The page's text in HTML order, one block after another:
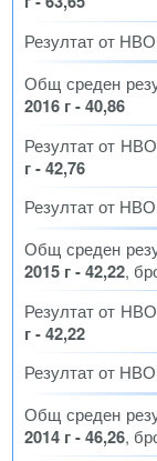
Резултат от
Общ среден
2016 г - 40,86
Резултат от
г - 42,76
Резултат от
Общ среден
2015 г - 42,22,
Резултат от
г - 42,22
Резултат от
Общ среден
2014 г - 46,26,